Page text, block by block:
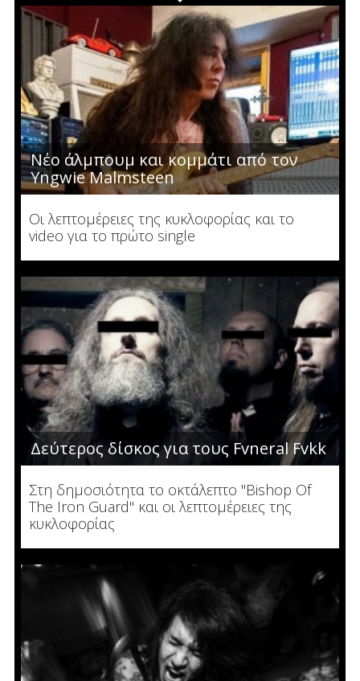
Νέο άλμπουμ και κομμάτι από τον
Yngwie Malmsteen
Οι λεπτομέρειες της κυκλοφορίας και το
video για το πρώτο single
Δεύτερος δίσκος για τους Fvneral Fvkk
Στη δημοσιότητα το οκτάλεπτο "Bishop Of
The Iron Guard" και οι λεπτομέρειες της
κυκλοφορίας